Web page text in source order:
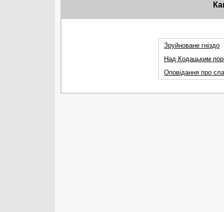
Зруйноване гніздо
Над Кодацьким
Оповідання про